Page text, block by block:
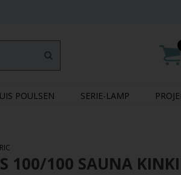
POULSEN SERIE-LAMP
100/100 SAUNA